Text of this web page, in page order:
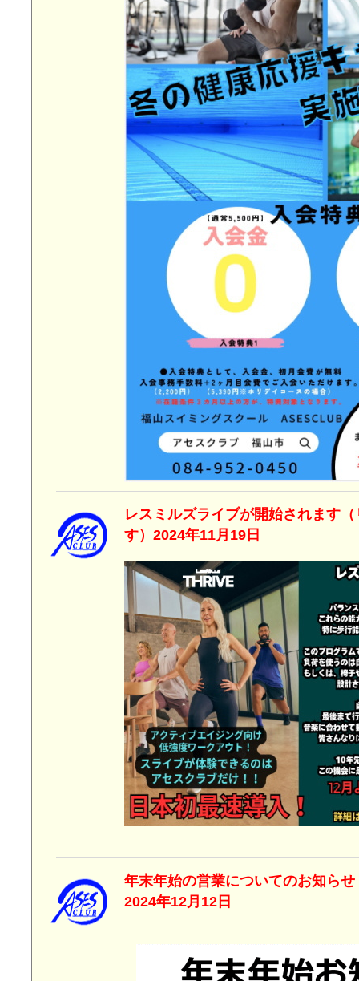
レスミルズライブが開始されます
す）2024年11月19日
年末年始の営業につ
2024年12月12日